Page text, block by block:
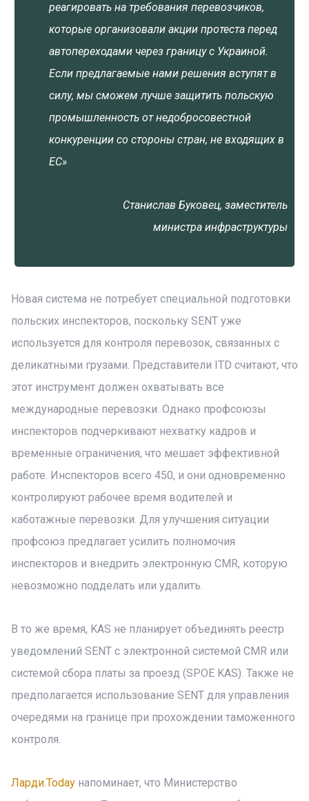
реагировать на требования перевозчиков,
которые организовали акции протеста перед
автопереходами через границу с Украиной.
Если предлагаемые нами решения вступят в
силу, мы сможем лучше защитить польскую
промышленность от недобросовестной
конкуренции со стороны стран, не входящих в
ЕС»
Станислав Буковец, заместитель
министра инфраструктуры
Новая система не потребует специальной подготовки
польских инспекторов, поскольку SENT уже
используется для контроля перевозок, связанных с
деликатными грузами. Представители ITD считают, что
этот инструмент должен охватывать все
международные перевозки. Однако профсоюзы
инспекторов подчеркивают нехватку кадров и
временные ограничения, что мешает эффективной
работе. Инспекторов всего 450, и они одновременно
контролируют рабочее время водителей и
каботажные перевозки. Для улучшения ситуации
профсоюз предлагает усилить полномочия
инспекторов и внедрить электронную CMR, которую
невозможно подделать или удалить.
В то же время, KAS не планирует объединять реестр
уведомлений SENT с электронной системой CMR или
системой сбора платы за проезд (SPOE KAS). Также не
предполагается использование SENT для управления
очередями на границе при прохождении таможенного
контроля.
Ларди.Today напоминает, что Министерство